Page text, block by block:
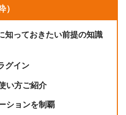
知っておきたい前提の知識
グイン
い方ご紹介
ションを制覇